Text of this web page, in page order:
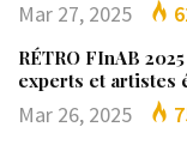
Mar 27, 2025
RÉTRO FInAB
experts et artistes
Mar 26, 2025